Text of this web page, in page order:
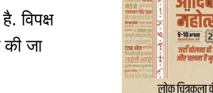
विपक्ष
की जा